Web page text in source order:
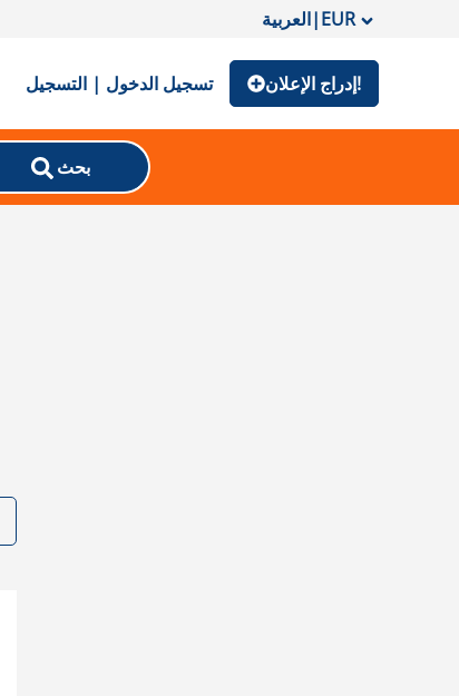
العربية|EUR
تسجيل الدخول | التسجيل إدراج الإعلان!
بحث